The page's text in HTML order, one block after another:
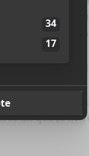
de bien
matures sur
Statzz au
radios
refrain fait
se dit que ça ne